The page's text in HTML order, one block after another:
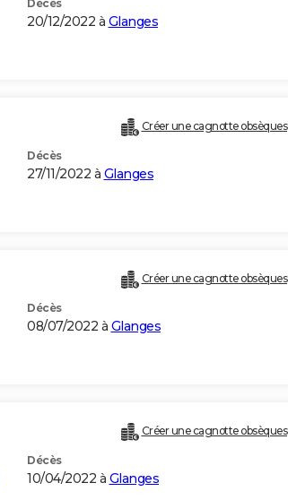
Décès
20/12/2022 à Glanges
Créer une cagnotte obsèques
Décès
27/11/2022 à Glanges
Créer une cagnotte obsèques
Décès
08/07/2022 à Glanges
Créer une cagnotte obsèques
Décès
10/04/2022 à Glanges